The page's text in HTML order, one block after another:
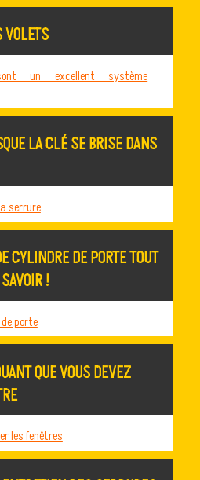
VOLETS
un excellent système
LA CLÉ SE BRISE DANS
serrure
CYLINDRE DE PORTE TOUT
!
porte
QUE VOUS DEVEZ
les fenêtres